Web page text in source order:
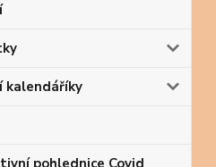
kalendáříky
pohlednice Covid